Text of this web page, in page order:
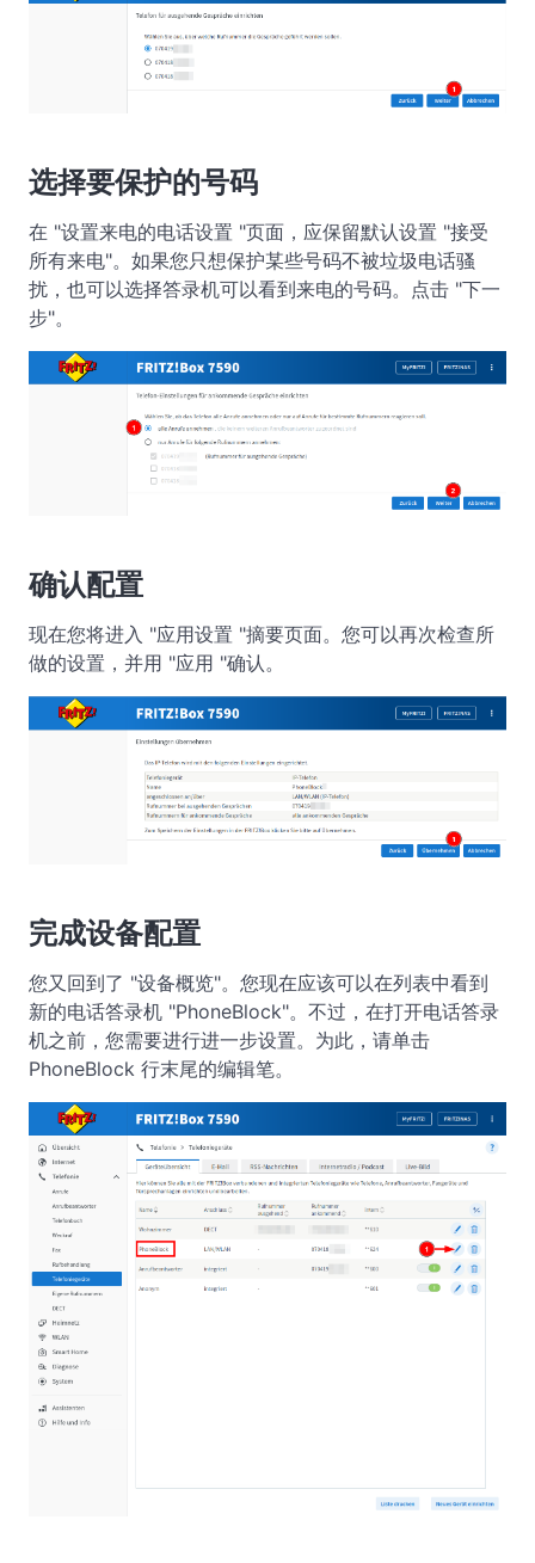
选择要保护的号码
在 "设置来电的电话设置 "页面，应保留默认设置 "接受
所有来电"。如果您只想保护某些号码不被垃圾电话骚
扰，也可以选择答录机可以看到来电的号码。点击 "下一
步"。
确认配置
现在您将进入 "应用设置 "摘要页面。您可以再次检查所
做的设置，并用 "应用 "确认。
完成设备配置
您又回到了 "设备概览"。您现在应该可以在列表中看到
新的电话答录机 "PhoneBlock"。不过，在打开电话答录
机之前，您需要进行进一步设置。为此，请单击
PhoneBlock 行末尾的编辑笔。